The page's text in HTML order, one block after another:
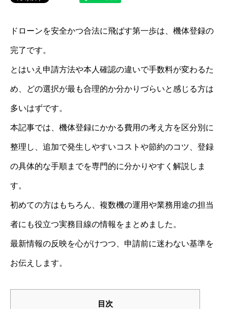
ドローンを安全かつ合法に飛ばす第一歩は、機体登録の
完了です。
とはいえ申請方法や本人確認の違いで手数料が変わるた
め、どの選択が最も合理的か分かりづらいと感じる方は
多いはずです。
本記事では、機体登録にかかる費用の考え方を区分別に
整理し、追加で発生しやすいコストや節約のコツ、登録
の具体的な手順までを専門的に分かりやすく解説しま
す。
初めての方はもちろん、複数機の運用や業務用途の担当
者にも役立つ実務目線の情報をまとめました。
最新情報の反映を心がけつつ、申請前に迷わない基準を
お伝えします。
目次